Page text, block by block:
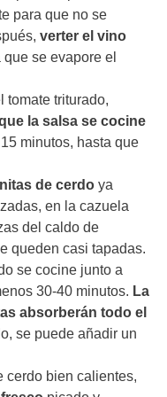
para que no se
verter el vino
se evapore el
tomate triturado,
la salsa se cocine
minutos, hasta que
de cerdo ya
en la cazuela
del caldo de
queden casi tapadas.
se cocine junto a
30-40 minutos. La
absorberán todo el
se puede añadir un
cerdo bien calientes,